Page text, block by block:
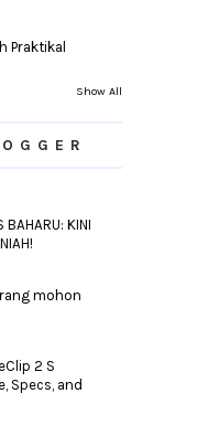
Praktikal
Show All
BAHARU: KINI
mohon
2 S
Specs, and